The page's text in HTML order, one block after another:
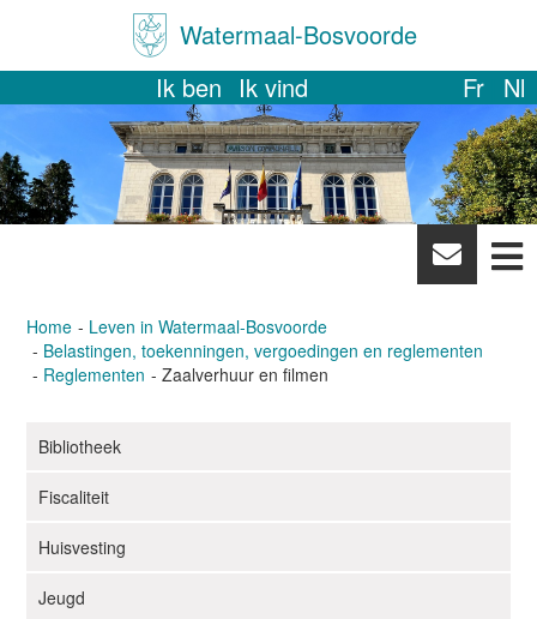
Watermaal-Bosvoorde
Ik ben Ik vind Fr Nl
News
Home
Leven in Watermaal-Bosvoorde
Belastingen, toekenningen, vergoedingen en reglementen
Reglementen
Zaalverhuur en filmen
N
v
i
a
Bibliotheek
Fiscaliteit
Huisvesting
Jeugd